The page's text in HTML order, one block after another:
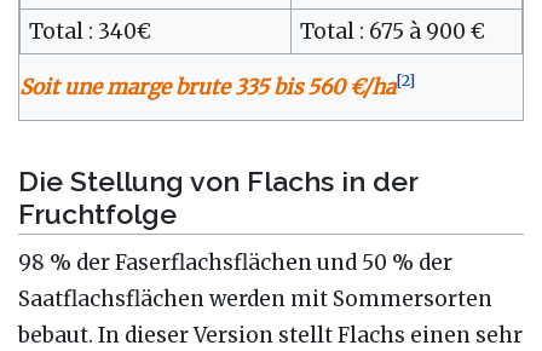
Soit une marge brute 335 bis 560 €/ha[2]
Total : 340€ Total : 675 à 900 €
Die Stellung von Flachs in der
Fruchtfolge
98 % der Faserflachsflächen und 50 % der
Saatflachsflächen werden mit Sommersorten
bebaut. In dieser Version stellt Flachs einen sehr